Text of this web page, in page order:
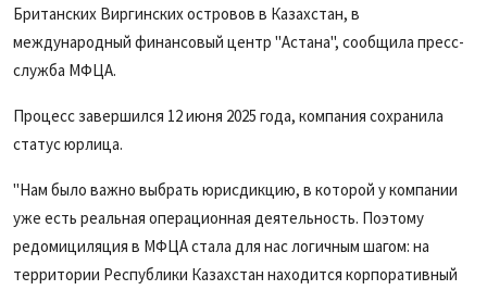
Подписка
Британских Виргинских островов в Казахстан, в
международный финансовый центр "Астана", сообщила пресс-
служба МФЦА.
Процесс завершился 12 июня 2025 года, компания сохранила
статус юрлица.
"Нам было важно выбрать юрисдикцию, в которой у компании
уже есть реальная операционная деятельность. Поэтому
редомициляция в МФЦА стала для нас логичным шагом: на
территории Республики Казахстан находится корпоративный